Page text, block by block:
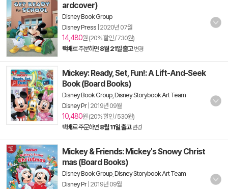
ardcover)
Disney Book Group
Disney Press 2020년 07월
14,480원 (20% 할인 / 730원)
택배로 주문하면 8월 21일 출고 변경
Mickey: Ready, Set, Fun!: A Lift-And-Seek
Book (Board Books)
Disney Book Group Disney Storybook Art Team
Disney Pr| 2019년 09월
10,480원 (20% 할인 / 530원)
택배로 주문하면 8월 11일 출고 변경
Mickey & Friends: Mickey's Snowy Christ
mas (Board Books)
Disney Book Group Disney Storybook Art Team
Disney Pr| 2019년 09월